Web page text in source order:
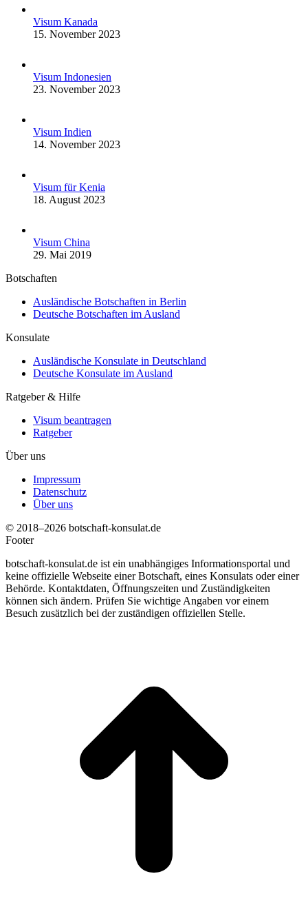
Visum Kanada
15. November 2023
Visum Indonesien
23. November 2023
Visum Indien
14. November 2023
Visum für Kenia
18. August 2023
Visum China
29. Mai 2019
Botschaften
Ausländische Botschaften in Berlin
Deutsche Botschaften im Ausland
Konsulate
Ausländische Konsulate in Deutschland
Deutsche Konsulate im Ausland
Ratgeber & Hilfe
Visum beantragen
Ratgeber
Über uns
Impressum
Datenschutz
Über uns
© 2018–2026 botschaft-konsulat.de
Footer
botschaft-konsulat.de ist ein unabhängiges Informationsportal und
keine offizielle Webseite einer Botschaft, eines Konsulats oder einer
Behörde. Kontaktdaten, Öffnungszeiten und Zuständigkeiten
können sich ändern. Prüfen Sie wichtige Angaben vor einem
Besuch zusätzlich bei der zuständigen offiziellen Stelle.